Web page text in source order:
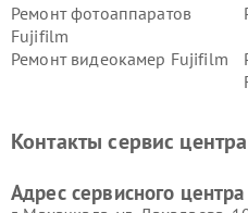
Ремонт фотоаппаратов
Fujifilm
Ремонт видеокамер Fujifilm
Контакты сервис центра
Адрес сервисного